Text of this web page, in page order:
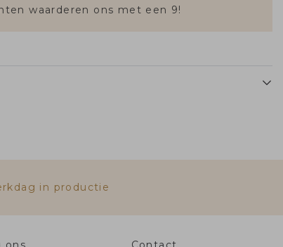
waarderen ons met een 9!
in productie